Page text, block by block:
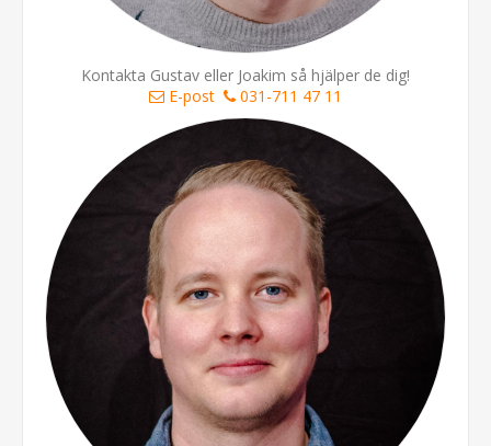
Kontakta Gustav eller Joakim så hjälper de dig!
E-post
031-711 47 11